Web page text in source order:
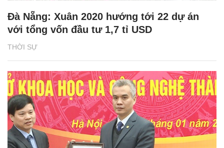
THỜI SỰ
Đà Nẵng: Xuân 2020 hướng tới 22 dự án
với tổng vốn đầu tư 1,7 tỉ USD